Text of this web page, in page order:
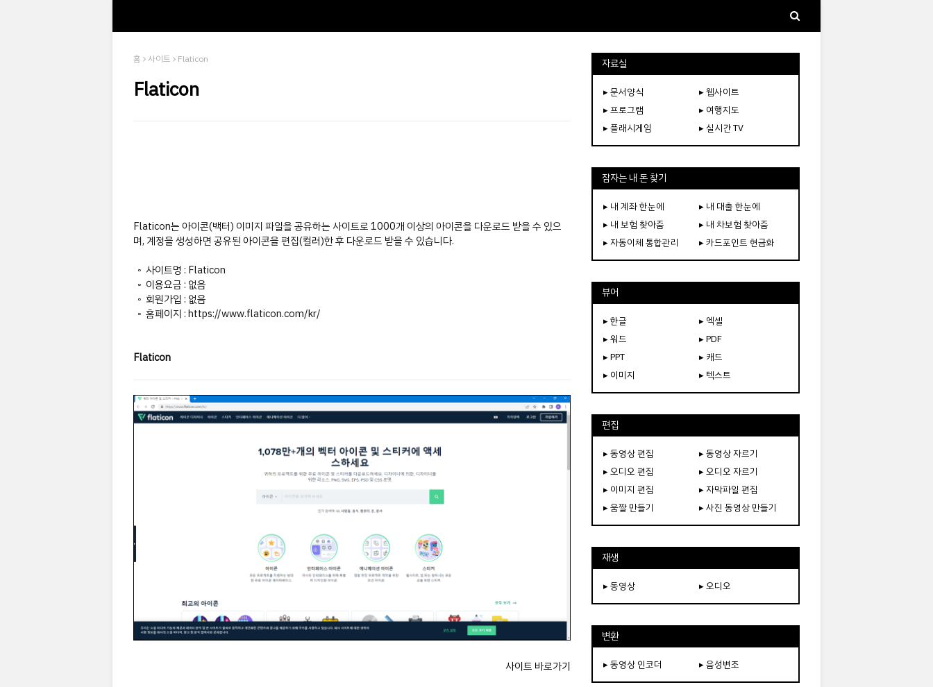
홈 사이트 Flaticon
Flaticon
Flaticon는 아이콘(백터) 이미지 파일을 공유하는 사이트로 1000개 이상의 아이콘을 다운로드 받을 수 있으
며, 계정을 생성하면 공유된 아이콘을 편집(컬러)한 후 다운로드 받을 수 있습니다.
◦ 사이트명 : Flaticon
◦ 이용요금 : 없음
◦ 회원가입 : 없음
◦ 홈페이지 : https://www.flaticon.com/kr/
Flaticon
사이트 바로가기
자료실
▸ 문서양식
▸ 웹사이트
▸ 프로그램
▸ 여행지도
▸ 플래시게임
▸ 실시간 TV
잠자는 내 돈 찾기
▸ 내 계좌 한눈에
▸ 내 대출 한눈에
▸ 내 보험 찾아줌
▸ 내 차보험 찾아줌
▸ 자동이체 통합관리
▸ 카드포인트 현금화
뷰어
▸ 한글
▸ 엑셀
▸ 워드
▸ PDF
▸ PPT
▸ 캐드
▸ 이미지
▸ 텍스트
편집
▸ 동영상 편집
▸ 동영상 자르기
▸ 오디오 편집
▸ 오디오 자르기
▸ 이미지 편집
▸ 자막파일 편집
▸ 움짤 만들기
▸ 사진 동영상 만들기
재생
▸ 동영상 ▸ 오디오
변환
▸ 동영상 인코더 ▸ 음성변조